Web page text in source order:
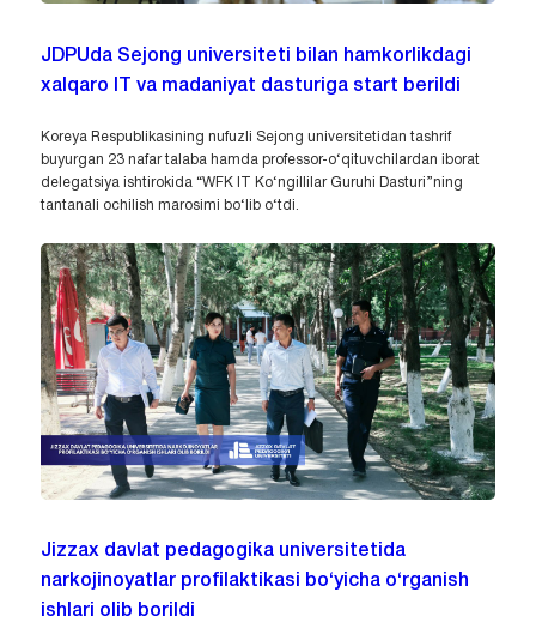
JDPUda Sejong universiteti bilan hamkorlikdagi
xalqaro IT va madaniyat dasturiga start berildi
Koreya Respublikasining nufuzli Sejong universitetidan tashrif
buyurgan 23 nafar talaba hamda professor-o‘qituvchilardan iborat
delegatsiya ishtirokida “WFK IT Ko‘ngillilar Guruhi Dasturi”ning
tantanali ochilish marosimi bo‘lib o‘tdi.
Jizzax davlat pedagogika universitetida
narkojinoyatlar profilaktikasi bo‘yicha o‘rganish
ishlari olib borildi